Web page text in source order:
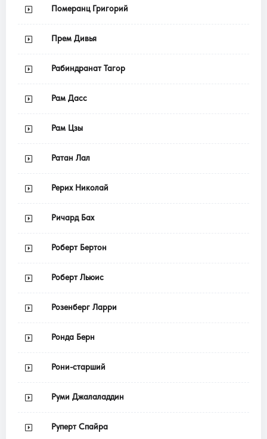
Померанц Григорий
Прем Дивья
Рабиндранат Тагор
Рам Дасс
Рам Цзы
Ратан Лал
Рерих Николай
Ричард Бах
Роберт Бертон
Роберт Льюис
Розенберг Ларри
Ронда Берн
Рони-старший
Руми Джалаладдин
Руперт Спайра